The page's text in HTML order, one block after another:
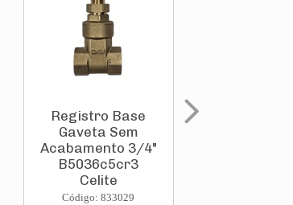
Registro Base
Gaveta Sem
Acabamento 3/4"
B5036c5cr3
Celite
Código: 833029